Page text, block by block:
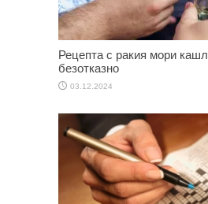
Рецепта с ракия мори
безотказно
03.12.2024